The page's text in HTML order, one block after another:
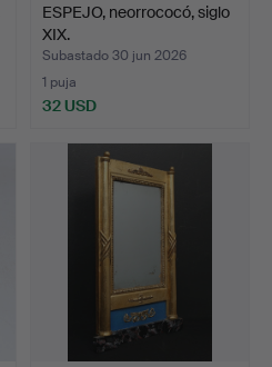
ESPEJO, neorrococó, siglo
XIX.
Subastado 30 jun 2026
1 puja
32 USD